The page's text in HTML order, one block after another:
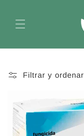
al contenido
Filtrar y ordenar